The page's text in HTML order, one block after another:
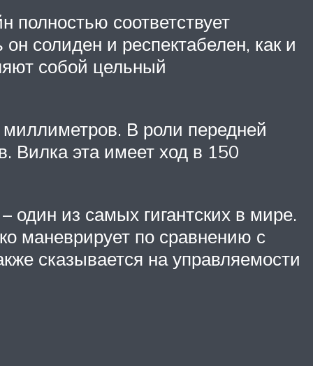
полностью соответствует
солиден и респектабелен, как и
собой цельный
В роли передней
Вилка эта имеет ход в 150
один из самых гигантских в мире.
маневрирует по сравнению с
сказывается на управляемости